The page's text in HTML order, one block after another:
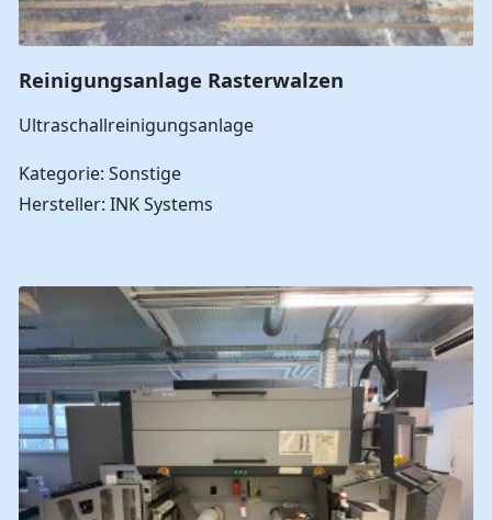
Reinigungsanlage Rasterwalzen
Ultraschallreinigungsanlage
Kategorie: Sonstige
Hersteller: INK Systems